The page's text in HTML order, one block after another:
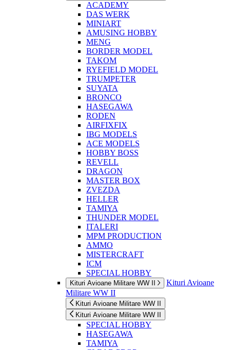
ACADEMY
DAS WERK
MINIART
AMUSING HOBBY
MENG
BORDER MODEL
TAKOM
RYEFIELD MODEL
TRUMPETER
SUYATA
BRONCO
HASEGAWA
RODEN
AIRFIXFIX
IBG MODELS
ACE MODELS
HOBBY BOSS
REVELL
DRAGON
MASTER BOX
ZVEZDA
HELLER
TAMIYA
THUNDER MODEL
ITALERI
MPM PRODUCTION
AMMO
MISTERCRAFT
ICM
SPECIAL HOBBY
Kituri Avioane Militare WW II
Kituri Avioane
Militare WW II
Kituri Avioane Militare WW II
Kituri Avioane Militare WW II
SPECIAL HOBBY
HASEGAWA
TAMIYA